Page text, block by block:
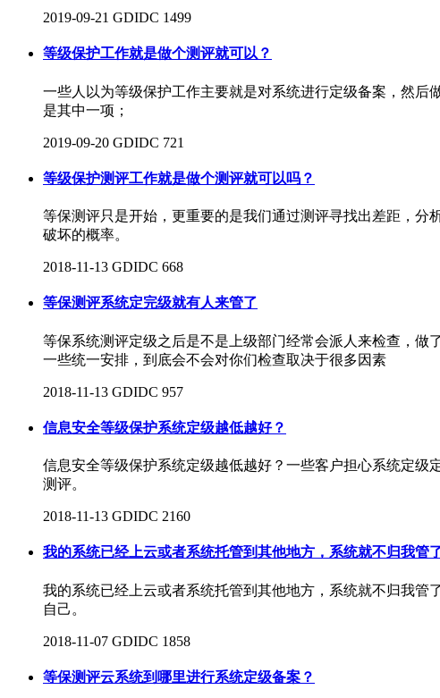
2019-09-21 GDIDC 1499
等级保护工作就是做个测评就可以？
一些人以为等级保护工作主要就是对系统进行定级备案，然
是其中一项；
2019-09-20 GDIDC 721
等级保护测评工作就是做个测评就可以吗？
等保测评只是开始，更重要的是我们通过测评寻找出差距，
破坏的概率。
2018-11-13 GDIDC 668
等保测评系统定完级就有人来管了
等保系统测评定级之后是不是上级部门经常会派人来检查，
一些统一安排，到底会不会对你们检查取决于很多因素
2018-11-13 GDIDC 957
信息安全等级保护系统定级越低越好？
信息安全等级保护系统定级越低越好？一些客户担心系统定
测评。
2018-11-13 GDIDC 2160
我的系统已经上云或者系统托管到其他地方，系统就不归我管
我的系统已经上云或者系统托管到其他地方，系统就不归我管
自己。
2018-11-07 GDIDC 1858
等保测评云系统到哪里进行系统定级备案？